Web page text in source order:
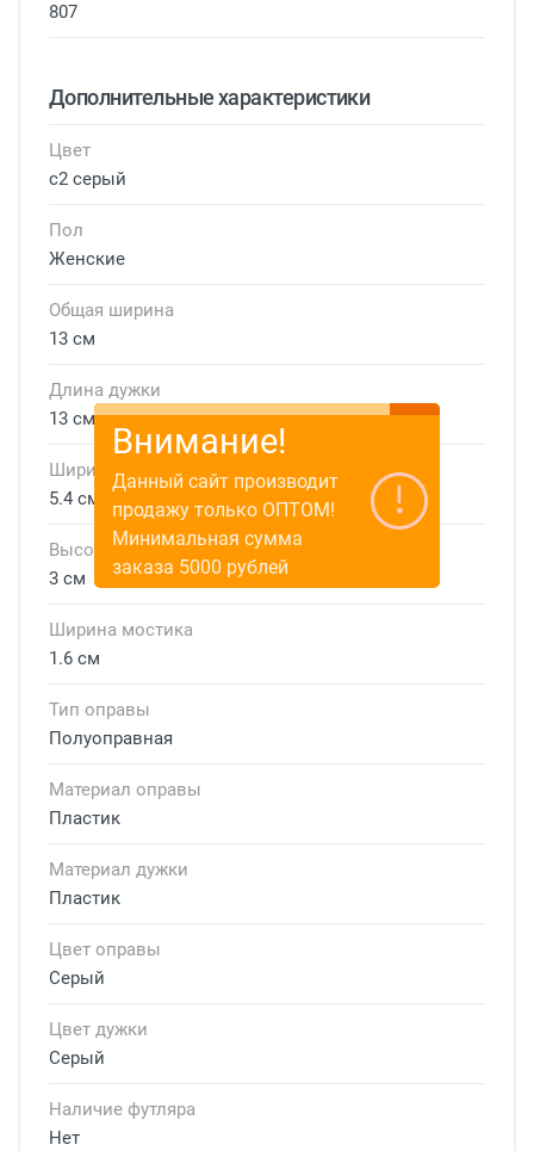
807
Дополнительные характеристики
Цвет
с2 серый
Пол
Женские
Общая ширина
13 см
Длина дужки
13 см
Ширина линзы
5.4 см
Высота линзы
3 см
Ширина мостика
1.6 см
Тип оправы
Полуоправная
Материал оправы
Пластик
Материал дужки
Пластик
Цвет оправы
Серый
Цвет дужки
Серый
Наличие футляра
Нет
Внимание!
Данный сайт производит
продажу только ОПТОМ!
Минимальная сумма
заказа 5000 рублей